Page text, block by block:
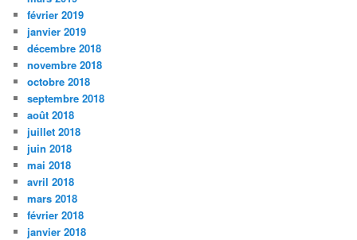
février 2019
janvier 2019
décembre 2018
novembre 2018
octobre 2018
septembre 2018
août 2018
juillet 2018
juin 2018
mai 2018
avril 2018
mars 2018
février 2018
janvier 2018